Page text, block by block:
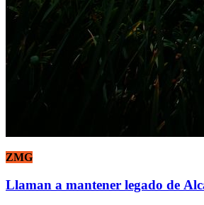
ZMG
Llaman a mantener legado de